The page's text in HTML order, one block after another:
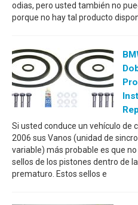
odias, pero usted también no
porque no hay tal producto
Si usted conduce un vehículo de
2006 sus Vanos (unidad de
variable) más probable es que
sellos de los pistones dentro de
prematuro. Estos sellos e